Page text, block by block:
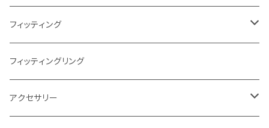
ラジエーターサイズ360mm
ラジエーターサイズ420mm
ラジエーターサイズ480mm
FANサイズ140mm
ディストロプレート
フィッティング
ニッケル Nickel
サテンチタン SatinTitan
フィッティングリング
アクセサリー